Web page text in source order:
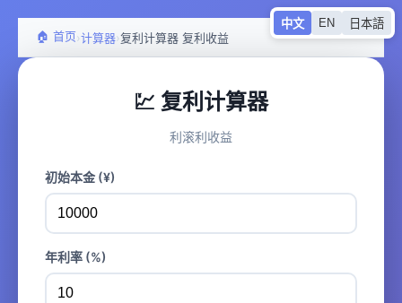
🏠 首页›计算器›复利计算器 复利收益
中文 EN 日本語
💹 复利计算器
利滚利收益
初始本金 (¥)
年利率 (%)